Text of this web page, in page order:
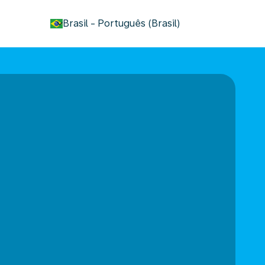
Brasil - Português (Brasil)
keyboard_arrow_down